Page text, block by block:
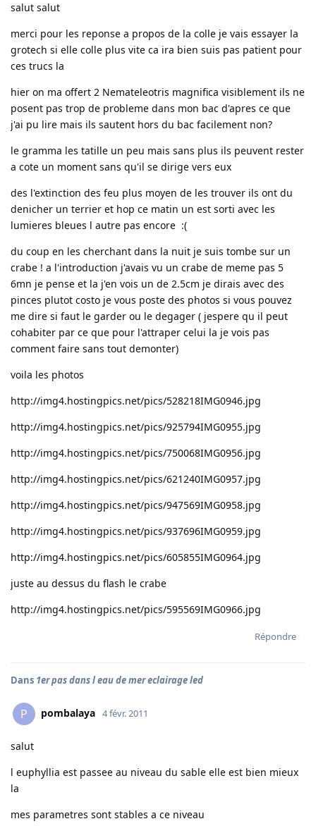
salut salut
merci pour les reponse a propos de la colle je vais essayer la
grotech si elle colle plus vite ca ira bien suis pas patient pour
ces trucs la
hier on ma offert 2 Nemateleotris magnifica visiblement ils ne
posent pas trop de probleme dans mon bac d'apres ce que
j'ai pu lire mais ils sautent hors du bac facilement non?
le gramma les tatille un peu mais sans plus ils peuvent rester
a cote un moment sans qu'il se dirige vers eux
des l'extinction des feu plus moyen de les trouver ils ont du
denicher un terrier et hop ce matin un est sorti avec les
lumieres bleues l autre pas encore :(
du coup en les cherchant dans la nuit je suis tombe sur un
crabe ! a l'introduction j'avais vu un crabe de meme pas 5
6mn je pense et la j'en vois un de 2.5cm je dirais avec des
pinces plutot costo je vous poste des photos si vous pouvez
me dire si faut le garder ou le degager ( jespere qu il peut
cohabiter par ce que pour l'attraper celui la je vois pas
comment faire sans tout demonter)
voila les photos
http://img4.hostingpics.net/pics/528218IMG0946.jpg
http://img4.hostingpics.net/pics/925794IMG0955.jpg
http://img4.hostingpics.net/pics/750068IMG0956.jpg
http://img4.hostingpics.net/pics/621240IMG0957.jpg
http://img4.hostingpics.net/pics/947569IMG0958.jpg
http://img4.hostingpics.net/pics/937696IMG0959.jpg
http://img4.hostingpics.net/pics/605855IMG0964.jpg
juste au dessus du flash le crabe
http://img4.hostingpics.net/pics/595569IMG0966.jpg
Répondre
Dans 1er pas dans l eau de mer eclairage led
P pombalaya 4 févr. 2011
salut
l euphyllia est passee au niveau du sable elle est bien mieux
la
mes parametres sont stables a ce niveau